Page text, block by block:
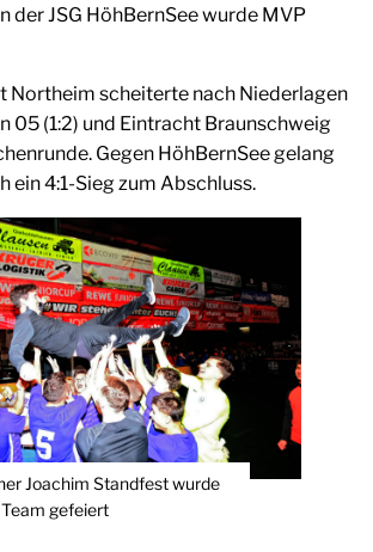
der JSG HöhBernSee wurde MVP
Northeim scheiterte nach Niederlagen
05 (1:2) und Eintracht Braunschweig
Gegen HöhBernSee gelang
ein 4:1-Sieg zum Abschluss.
Joachim Standfest wurde
gefeiert